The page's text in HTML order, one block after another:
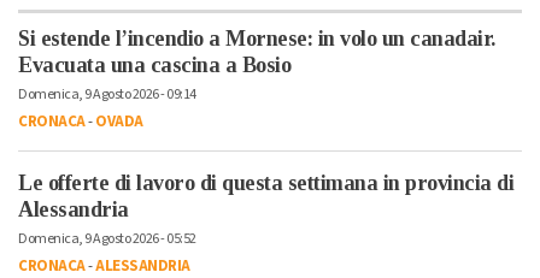
Si estende l’incendio a Mornese: in volo un canadair.
Evacuata una cascina a Bosio
Domenica, 9 Agosto 2026 - 09:14
CRONACA-OVADA
Le offerte di lavoro di questa settimana in provincia di
Alessandria
Domenica, 9 Agosto 2026 - 05:52
CRONACA-ALESSANDRIA